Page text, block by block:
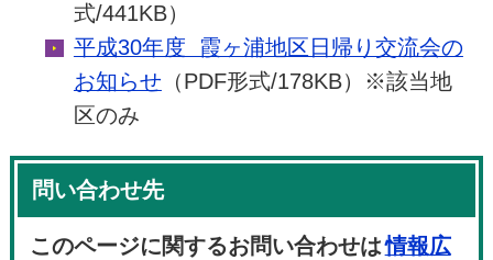
式/441KB）
平成30年度 霞ヶ浦地区日帰り交流会の
お知らせ（PDF形式/178KB）※該当地
区のみ
問い合わせ先
このページに関するお問い合わせは情報広